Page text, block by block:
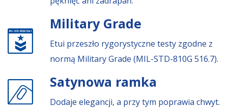
Military Grade
Etui przeszło rygorystyczne testy zgodne z
normą Military Grade (MIL-STD-810G 516.7).
Satynowa ramka
Dodaje elegancji, a przy tym poprawia chwyt.